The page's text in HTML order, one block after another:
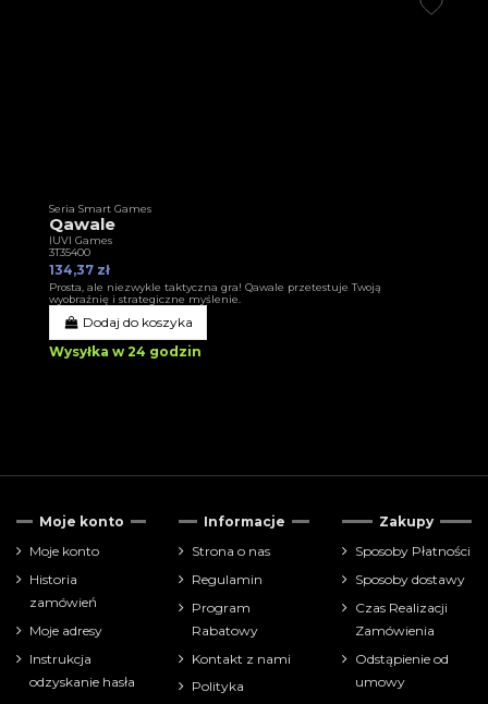
Seria Smart Games
Qawale
IUVI Games
3T35400
134,37 zł
Prosta, ale niezwykle taktyczna gra! Qawale przetestuje Twoją
wyobraźnię i strategiczne myślenie.
Dodaj do koszyka
Wysyłka w 24 godzin
Moje konto
Moje konto
Historia
zamówień
Moje adresy
Instrukcja
odzyskanie hasła
Informacje
Strona o nas
Regulamin
Program
Rabatowy
Kontakt z nami
Polityka
Zakupy
Sposoby Płatności
Sposoby dostawy
Czas Realizacji
Zamówienia
Odstąpienie od
umowy